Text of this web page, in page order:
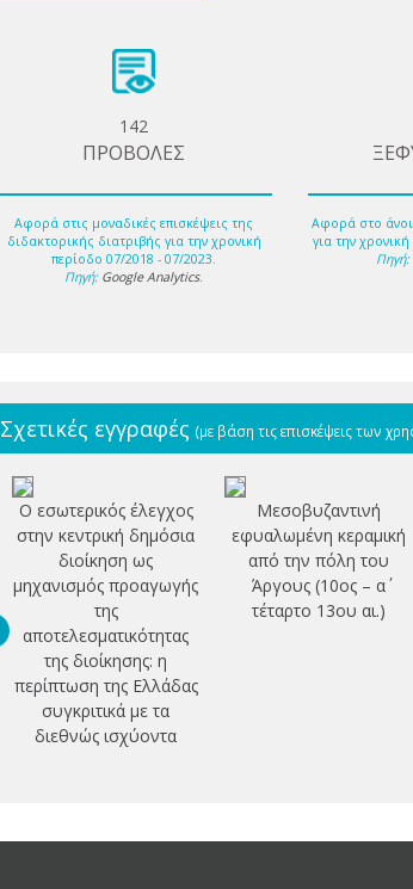
142
ΠΡΟΒΟΛΕΣ
Αφορά στις μοναδικές επισκέψεις της
διδακτορικής διατριβής για την χρονική
περίοδο 07/2018 - 07/2023.
Πηγή: Google Analytics.
Αφορά στο
για την
Πηγή:
Σχετικές εγγραφές (με βάση τις επισκέψεις των
Ο εσωτερικός έλεγχος
στην κεντρική δημόσια
διοίκηση ως
μηχανισμός προαγωγής
της
αποτελεσματικότητας
της διοίκησης: η
περίπτωση της Ελλάδας
συγκριτικά με τα
διεθνώς ισχύοντα
Μεσοβυζαντινή
εφυαλωμένη κεραμική
από την πόλη του
Άργους (10ος – α΄
τέταρτο 13ου αι.)